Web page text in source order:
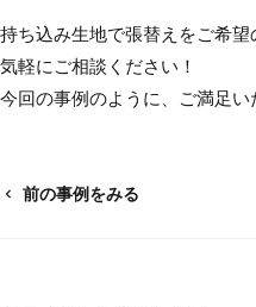
持ち込み生地で張替えをご希
気軽にご相談ください！
今回の事例のように、ご満足い
前の事例をみる